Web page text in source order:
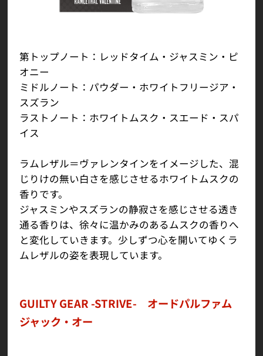
第トップノート：レッドタイム・ジャスミン・ピ
オニー
ミドルノート：パウダー・ホワイトフリージア・
スズラン
ラストノート：ホワイトムスク・スエード・スパ
イス
ラムレザル＝ヴァレンタインをイメージした、混
じりけの無い白さを感じさせるホワイトムスクの
香りです。
ジャスミンやスズランの静寂さを感じさせる透き
通る香りは、徐々に温かみのあるムスクの香りへ
と変化していきます。少しずつ心を開いてゆくラ
ムレザルの姿を表現しています。
GUILTY GEAR -STRIVE- オードパルファム
ジャック・オー